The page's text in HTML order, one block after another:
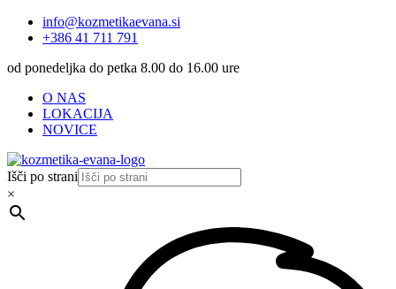
info@kozmetikaevana.si
+386 41 711 791
od ponedeljka do petka 8.00 do 16.00 ure
O NAS
LOKACIJA
NOVICE
Išči po strani
×